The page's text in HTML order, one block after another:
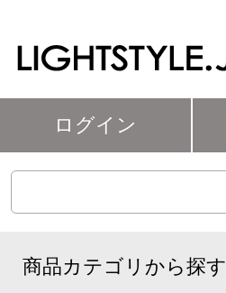
ログイン
商品カテゴリから探す